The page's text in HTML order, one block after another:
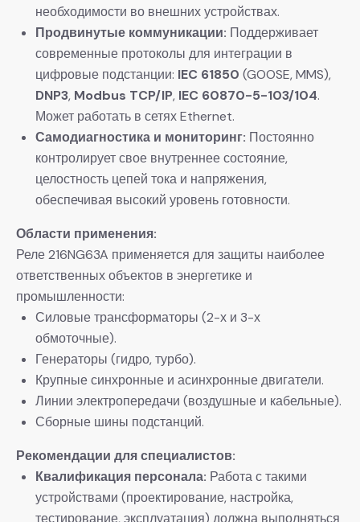
необходимости во внешних устройствах.
Продвинутые коммуникации: ​ Поддерживает
современные протоколы для интеграции в
цифровые подстанции: IEC 61850 ​ (GOOSE, MMS),
DNP3, Modbus TCP/IP, IEC 60870-5-103/104.
Может работать в сетях Ethernet.
Самодиагностика и мониторинг: ​ Постоянно
контролирует свое внутреннее состояние,
целостность цепей тока и напряжения,
обеспечивая высокий уровень готовности.
Области применения:
Реле 216NG63A применяется для защиты наиболее
ответственных объектов в энергетике и
промышленности:
Силовые трансформаторы (2-х и 3-х
обмоточные).
Генераторы (гидро, турбо).
Крупные синхронные и асинхронные двигатели.
Линии электропередачи (воздушные и кабельные).
Сборные шины подстанций.
Рекомендации для специалистов:
Квалификация персонала: ​ Работа с такими
устройствами (проектирование, настройка,
тестирование, эксплуатация) должна выполняться